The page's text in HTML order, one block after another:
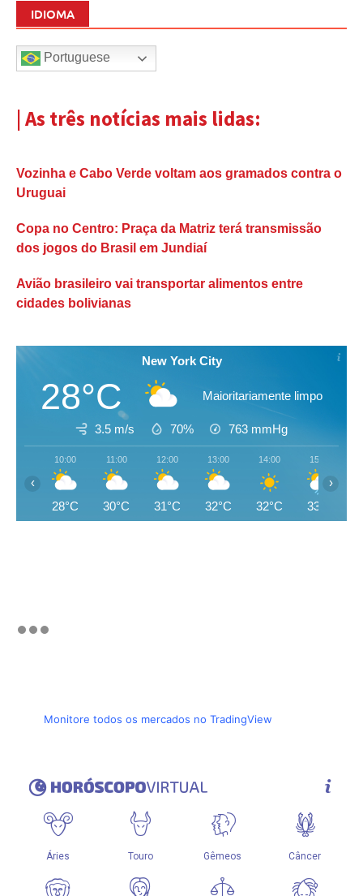
IDIOMA
Portuguese
| As três notícias mais lidas:
Vozinha e Cabo Verde voltam aos gramados contra o
Uruguai
Copa no Centro: Praça da Matriz terá transmissão
dos jogos do Brasil em Jundiaí
Avião brasileiro vai transportar alimentos entre
cidades bolivianas
New York City
28°C Maioritariamente limpo
3.5 m/s 70% 763 mmHg
10:00
28°C
11:00
30°C
12:00
31°C
13:00
32°C
14:00
32°C
15:00
33°C
‹ ›
Monitore todos os mercados no TradingView